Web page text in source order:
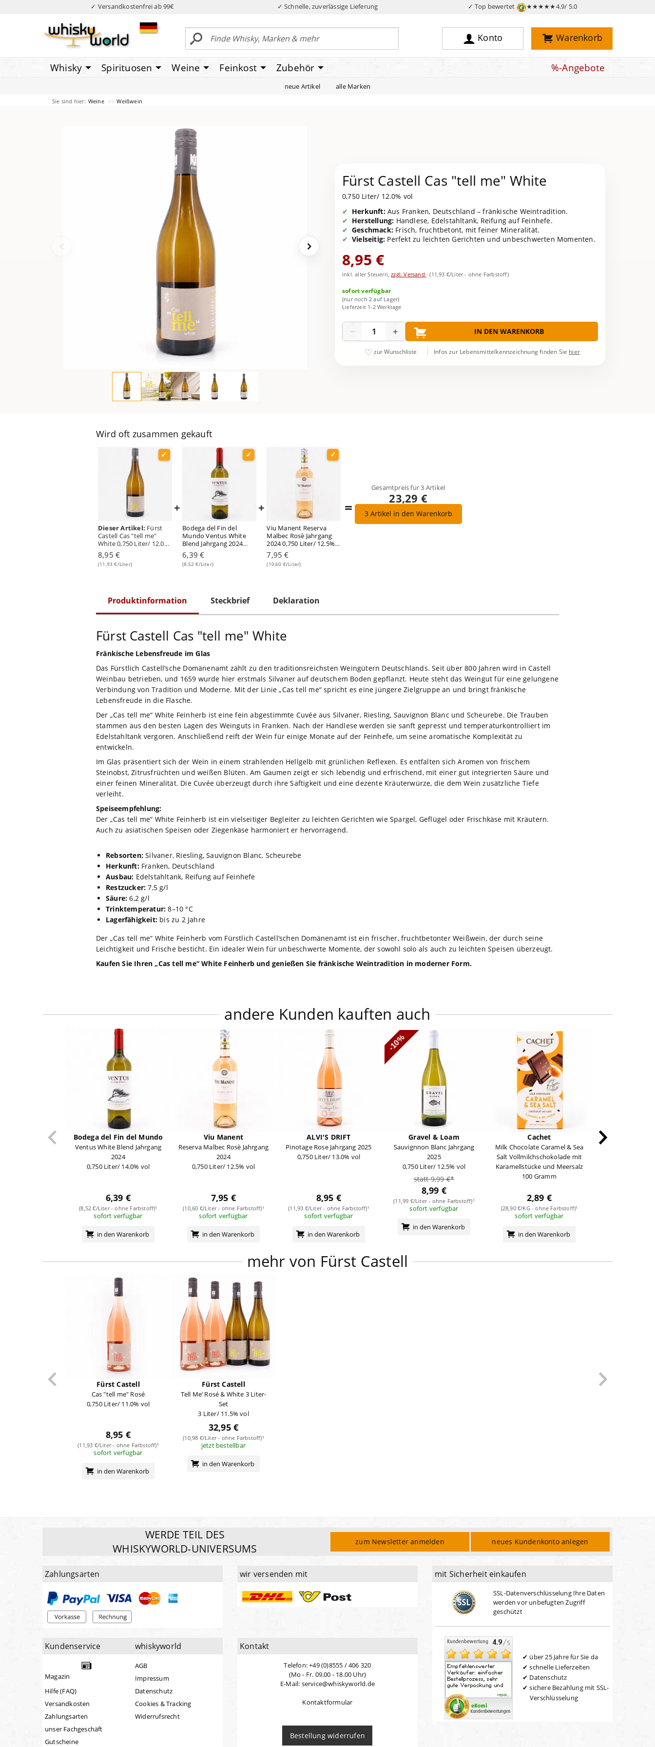
✓ Versandkostenfrei ab 99€ ✓ Schnelle, zuverlässige Lieferung ✓ Top bewertet ★★★★★4.9/ 5.0
Konto Warenkorb
Whisky Spirituosen Weine Feinkost Zubehör %-Angebote
neue Artikel alle Marken
Sie sind hier: Weine Weißwein
Fürst Castell Cas "tell me" White
0,750 Liter/ 12.0% vol
Herkunft:Aus Franken, Deutschland – fränkische Weintradition.
Herstellung: Handlese, Edelstahltank, Reifung auf Feinhefe.
Geschmack: Frisch, fruchtbetont, mit feiner Mineralität.
Vielseitig: Perfekt zu leichten Gerichten und unbeschwerten Momenten.
8,95 €
inkl. aller Steuern,zzgl. Versand ·(11,93 €/Liter - ohne Farbstoff)
sofort verfügbar
(nur noch 2 auf Lager)
Lieferzeit 1-2 Werktage
− + IN DEN WARENKORB
zur Wunschliste Infos zur Lebensmittelkennzeichnung finden Sie hier
Wird oft zusammen gekauft
Dieser Artikel: Fürst
Castell Cas "tell me"
White 0,750 Liter/ 12.0%
vol
8,95 €
(11,93 €/Liter)
+
Bodega del Fin del
Mundo Ventus White
Blend Jahrgang 2024
0,750 Liter/ 14.0% vol
6,39 €
(8,52 €/Liter)
+
Viu Manent Reserva
Malbec Rosè Jahrgang
2024 0,750 Liter/ 12.5%
vol
7,95 €
(10,60 €/Liter)
=
Gesamtpreis für3 Artikel
23,29 €
3Artikel in den Warenkorb
Produktinformation Steckbrief Deklaration
Fürst Castell Cas "tell me" White
Fränkische Lebensfreude im Glas
Das Fürstlich Castell’sche Domänenamt zählt zu den traditionsreichsten Weingütern Deutschlands. Seit über 800 Jahren wird in Castell
Weinbau betrieben, und 1659 wurde hier erstmals Silvaner auf deutschem Boden gepflanzt. Heute steht das Weingut für eine gelungene
Verbindung von Tradition und Moderne. Mit der Linie „Cas tell me“ spricht es eine jüngere Zielgruppe an und bringt fränkische
Lebensfreude in die Flasche.
Der „Cas tell me“ White Feinherb ist eine fein abgestimmte Cuvée aus Silvaner, Riesling, Sauvignon Blanc und Scheurebe. Die Trauben
stammen aus den besten Lagen des Weinguts in Franken. Nach der Handlese werden sie sanft gepresst und temperaturkontrolliert im
Edelstahltank vergoren. Anschließend reift der Wein für einige Monate auf der Feinhefe, um seine aromatische Komplexität zu
entwickeln.
Im Glas präsentiert sich der Wein in einem strahlenden Hellgelb mit grünlichen Reflexen. Es entfalten sich Aromen von frischem
Steinobst, Zitrusfrüchten und weißen Blüten. Am Gaumen zeigt er sich lebendig und erfrischend, mit einer gut integrierten Säure und
einer feinen Mineralität. Die Cuvée überzeugt durch ihre Saftigkeit und eine dezente Kräuterwürze, die dem Wein zusätzliche Tiefe
verleiht.
Speiseempfehlung:
Der „Cas tell me“ White Feinherb ist ein vielseitiger Begleiter zu leichten Gerichten wie Spargel, Geflügel oder Frischkäse mit Kräutern.
Auch zu asiatischen Speisen oder Ziegenkäse harmoniert er hervorragend.
Rebsorten: Silvaner, Riesling, Sauvignon Blanc, Scheurebe
Herkunft:Franken, Deutschland
Ausbau: Edelstahltank, Reifung auf Feinhefe
Restzucker: 7,5 g/l
Säure: 6,2 g/l
Trinktemperatur: 8–10 °C
Lagerfähigkeit: bis zu 2 Jahre
Der „Cas tell me“ White Feinherb vom Fürstlich Castell’schen Domänenamt ist ein frischer, fruchtbetonter Weißwein, der durch seine
Leichtigkeit und Frische besticht. Ein idealer Wein für unbeschwerte Momente, der sowohl solo als auch zu leichten Speisen überzeugt.
Kaufen Sie Ihren „Cas tell me“ White Feinherb und genießen Sie fränkische Weintradition in moderner Form.
andere Kunden kauften auch
Bodega del Fin del Mundo
Ventus White Blend Jahrgang
2024
0,750 Liter/ 14.0% vol
6,39 €
(8,52 €/Liter - ohne Farbstoff)¹
sofort verfügbar
in den Warenkorb
Viu Manent
Reserva Malbec Rosè Jahrgang
2024
0,750 Liter/ 12.5% vol
7,95 €
(10,60 €/Liter - ohne Farbstoff)¹
sofort verfügbar
in den Warenkorb
ALVI'S DRIFT
Pinotage Rose Jahrgang 2025
0,750 Liter/ 13.0% vol
8,95 €
(11,93 €/Liter - ohne Farbstoff)¹
sofort verfügbar
in den Warenkorb
-10%
Gravel & Loam
Sauvignnon Blanc Jahrgang
2025
0,750 Liter/ 12.5% vol
statt 9,99 €*
8,99 €
(11,99 €/Liter - ohne Farbstoff)¹
sofort verfügbar
in den Warenkorb
Cachet
Milk Chocolate Caramel & Sea
Salt Vollmilchschokolade mit
Karamellstücke und Meersalz
100 Gramm
2,89 €
(28,90 €/KG - ohne Farbstoff)¹
sofort verfügbar
in den Warenkorb
Keramik-Tasse
mehr von Fürst Castell
Fürst Castell
Cas "tell me" Rosé
0,750 Liter/ 11.0% vol
8,95 €
(11,93 €/Liter - ohne Farbstoff)¹
sofort verfügbar
in den Warenkorb
Fürst Castell
Tell Me‘ Rosé & White 3 Liter-
Set
3 Liter/ 11.5% vol
32,95 €
(10,98 €/Liter - ohne Farbstoff)¹
jetzt bestellbar
in den Warenkorb
WERDE TEIL DES
WHISKYWORLD-UNIVERSUMS
zum Newsletter anmelden neues Kundenkonto anlegen
Zahlungsarten wir versenden mit
Kundenservice
Magazin
Hilfe (FAQ)
Versandkosten
Zahlungsarten
unser Fachgeschäft
Gutscheine
whiskyworld
AGB
Impressum
Datenschutz
Cookies & Tracking
Widerrufsrecht
Kontakt
Telefon: +49 (0)8555 / 406 320
(Mo - Fr. 09.00 - 18.00 Uhr)
E-Mail: service@whiskyworld.de
Kontaktformular
Bestellung widerrufen
mit Sicherheit einkaufen
SSL-Datenverschlüsselung Ihre Daten
werden vor unbefugten Zugriff
geschützt
über 25 Jahre für Sie da
schnelle Lieferzeiten
Datenschutz
sichere Bezahlung mit SSL-
Verschlüsselung